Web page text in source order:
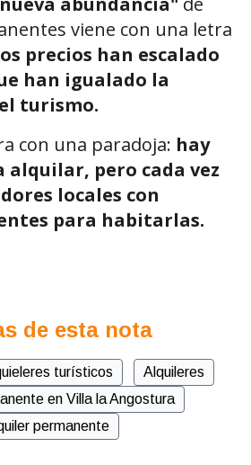
viene con una letra
precios han escalado
han igualado la
turismo.
con una paradoja: hay
alquilar, pero cada vez
locales con
para habitarlas.
de esta nota
turísticos
Alquileres
en Villa la Angostura
permanente